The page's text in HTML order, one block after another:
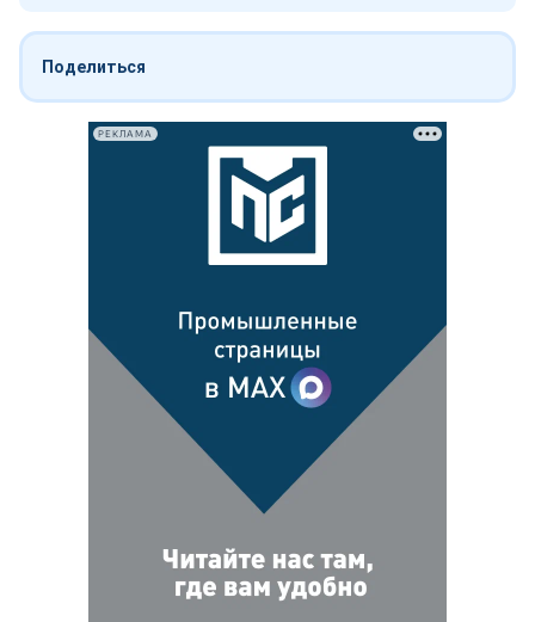
Поделиться
РЕКЛАМА